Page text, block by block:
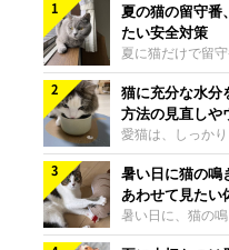
夏の猫の留守番
たい安全対策
夏に猫だけで留
まで部屋が暑く
るかと気になる
う。家の中なら
は室温が急に上
中の暑さから猫
とや、帰宅後に
て、ねこのきも
先生に伺いまし
上がることがあ
猫に充分な水分
方法の見直しや
入れ方を解説
愛猫は、しっか
すか？ 夏場はエ
ともあり、猫が
も。積極的に水
水方法を見直し
らせたりする方
暑い日に猫の鳴
あわせて見たい
暑い日に、猫の
かすれる、しつ